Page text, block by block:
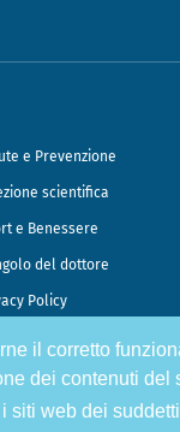
il corretto
dei contenuti
web dei
e Prevenzione
scientifica
e Benessere
del dottore
Policy
Speciani